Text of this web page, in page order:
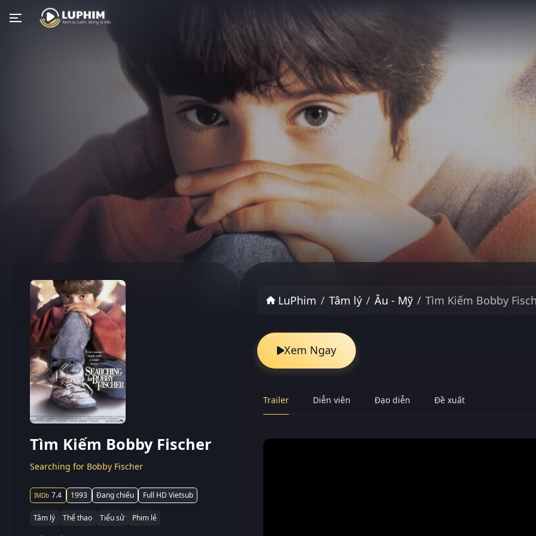
Tìm Kiếm Bobby Fischer
Searching for Bobby Fischer
7.4 1993 Đang chiếu Full HD Vietsub
Tâm lý Thể thao Tiểu sử Phim lẻ
LuPhim Tâm lý Âu - Mỹ Tìm Kiếm Bobby
Xem Ngay
Trailer Diễn viên Đạo diễn Đề xuất